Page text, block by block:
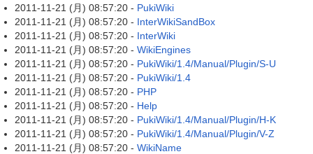
2011-11-21 (月) 08:57:20 - PukiWiki
2011-11-21 (月) 08:57:20 - InterWikiSandBox
2011-11-21 (月) 08:57:20 - InterWiki
2011-11-21 (月) 08:57:20 - WikiEngines
2011-11-21 (月) 08:57:20 - PukiWiki/1.4/Manual/Plugin/S-U
2011-11-21 (月) 08:57:20 - PukiWiki/1.4
2011-11-21 (月) 08:57:20 - PHP
2011-11-21 (月) 08:57:20 - Help
2011-11-21 (月) 08:57:20 - PukiWiki/1.4/Manual/Plugin/H-K
2011-11-21 (月) 08:57:20 - PukiWiki/1.4/Manual/Plugin/V-Z
2011-11-21 (月) 08:57:20 - WikiName